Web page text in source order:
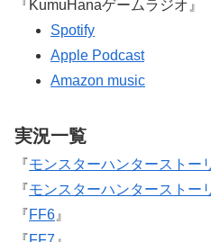
『KumuHanaゲームラジオ』
Spotify
Apple Podcast
Amazon music
実況一覧
『モンスターハンターストー
『モンスターハンターストー
『FF6 』